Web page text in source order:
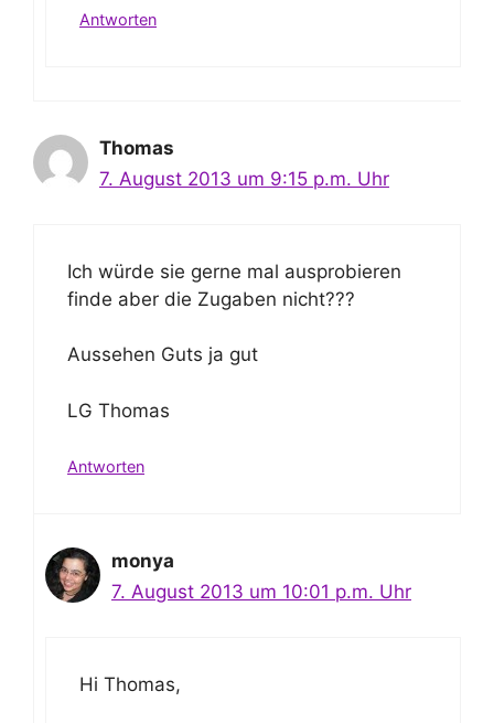
Antworten
Thomas
7. August 2013 um 9:15 p.m. Uhr
Ich würde sie gerne mal ausprobieren
finde aber die Zugaben nicht???
Aussehen Guts ja gut
LG Thomas
Antworten
monya
7. August 2013 um 10:01 p.m. Uhr
Hi Thomas,